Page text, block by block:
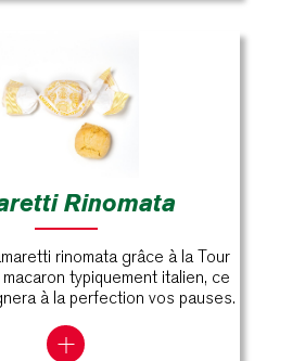
Rinomata
rinomata grâce à la Tour
typiquement italien, ce
à la perfection vos pauses.